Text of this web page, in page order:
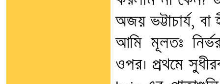
অজয় ভট্টাচার্য,
আমি মূলতঃ
ওপর। প্রথমে